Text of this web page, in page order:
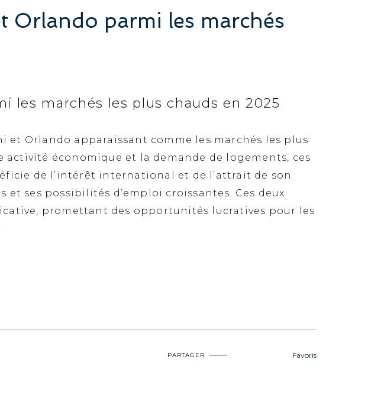
Orlando parmi les marchés
les marchés les plus chauds en 2025
et Orlando apparaissant comme les marchés les plus
économique et la demande de logements, ces
de l’intérêt international et de l’attrait de son
ses possibilités d’emploi croissantes. Ces deux
promettant des opportunités lucratives pour les
PARTAGER Favoris